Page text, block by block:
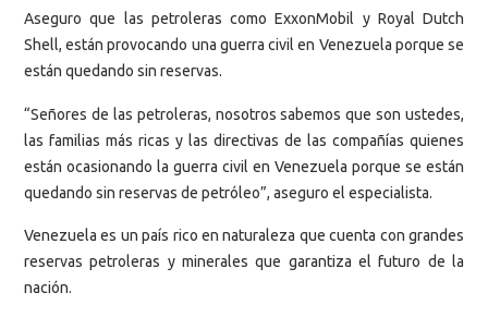
Aseguro que las petroleras como ExxonMobil y Royal Dutch
Shell, están provocando una guerra civil en Venezuela porque se
están quedando sin reservas.
“Señores de las petroleras, nosotros sabemos que son ustedes,
las familias más ricas y las directivas de las compañías quienes
están ocasionando la guerra civil en Venezuela porque se están
quedando sin reservas de petróleo”, aseguro el especialista.
Venezuela es un país rico en naturaleza que cuenta con grandes
reservas petroleras y minerales que garantiza el futuro de la
nación.